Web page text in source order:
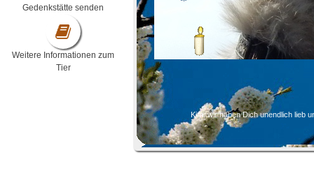
Gedenkstätte senden
Weitere Informationen zum
Tier
Kim, wir haben Dich unendlich lieb